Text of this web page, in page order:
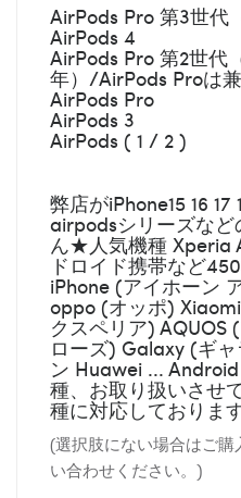
AirPods Pro 第3世代
AirPods 4
AirPods Pro 第2世代
年）/AirPods Proは兼
AirPods Pro
AirPods 3
AirPods ( 1 / 2 )
弊店がiPhone15 16
airpodsシリーズなど
ん★人気機種 Xperia
ドロイド携帯など
iPhone (アイホーン
oppo (オッポ)
クスペリア)
ローズ) Galaxy (ギ
ン Huawei ...
種、お取り扱いさせ
種に対応しております
(選択肢にない場合はご購
い合わせください。)